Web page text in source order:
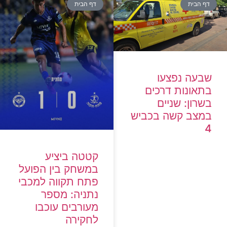
הבית
נפצעו
דרכים
שניים
קשה בכביש
דף הבית
קטטה ביציע
במשחק בין הפועל
פתח תקווה למכבי
נתניה: מספר
מעורבים עוכבו
לחקירה